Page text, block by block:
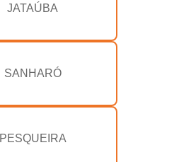
JATAÚBA
SANHARÓ
PESQUEIRA